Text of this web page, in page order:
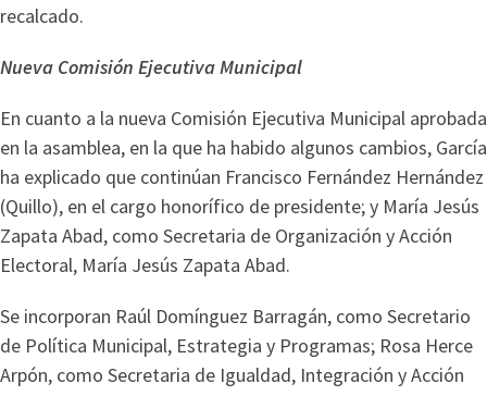
recalcado.
Nueva Comisión Ejecutiva Municipal
En cuanto a la nueva Comisión Ejecutiva Municipal aprobada
en la asamblea, en la que ha habido algunos cambios, García
ha explicado que continúan Francisco Fernández Hernández
(Quillo), en el cargo honorífico de presidente; y María Jesús
Zapata Abad, como Secretaria de Organización y Acción
Electoral, María Jesús Zapata Abad.
Se incorporan Raúl Domínguez Barragán, como Secretario
de Política Municipal, Estrategia y Programas; Rosa Herce
Arpón, como Secretaria de Igualdad, Integración y Acción